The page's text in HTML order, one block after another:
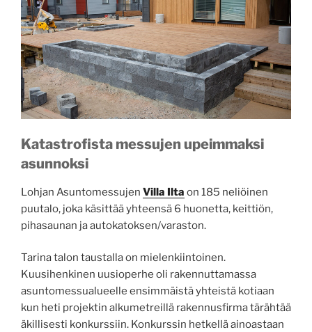
Katastrofista messujen upeimmaksi
asunnoksi
Lohjan Asuntomessujen Villa Ilta on 185 neliöinen
puutalo, joka käsittää yhteensä 6 huonetta, keittiön,
pihasaunan ja autokatoksen/varaston.
Tarina talon taustalla on mielenkiintoinen.
Kuusihenkinen uusioperhe oli rakennuttamassa
asuntomessualueelle ensimmäistä yhteistä kotiaan
kun heti projektin alkumetreillä rakennusfirma tärähtää
äkillisesti konkurssiin. Konkurssin hetkellä ainoastaan